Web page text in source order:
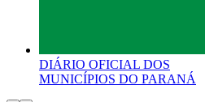
DIÁRIO OFICIAL DOS
MUNICÍPIOS DO PARANÁ